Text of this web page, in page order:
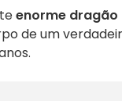
enorme dragão
de um